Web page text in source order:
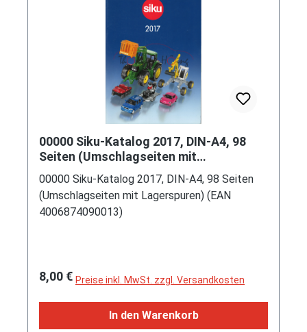
00000 Siku-Katalog 2017, DIN-A4, 98
Seiten (Umschlagseiten mit
Lagerspuren) (EAN 4006874090013)
00000 Siku-Katalog 2017, DIN-A4, 98 Seiten
(Umschlagseiten mit Lagerspuren) (EAN
4006874090013)
Regulärer Preis:
8,00 € Preise inkl. MwSt. zzgl. Versandkosten
In den Warenkorb